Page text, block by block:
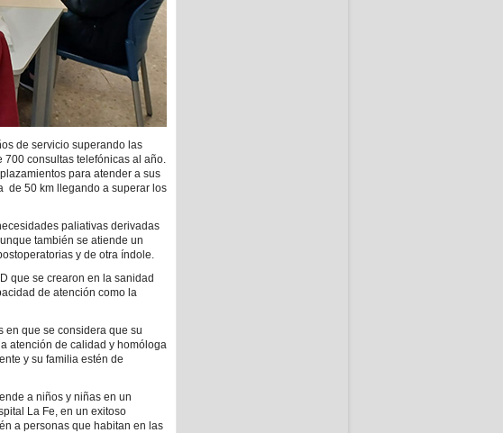
de servicio superando las
700 consultas telefónicas al año.
para atender a sus
de 50 km llegando a superar los
paliativas derivadas
también se atiende un
y de otra índole.
que se crearon en la sanidad
de atención como la
en que se considera que su
atención de calidad y homóloga
y su familia estén de
a niños y niñas en un
La Fe, en un exitoso
a personas que habitan en las